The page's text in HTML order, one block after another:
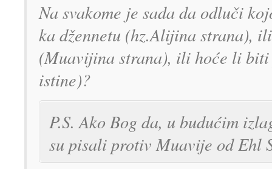
Na svakome je sada da odluči
ka džennetu (hz.Alijina strana),
(Muavijina strana), ili hoće li
istine)?
P.S. Ako Bog da, u budućim
su pisali protiv Muavije od Ehl